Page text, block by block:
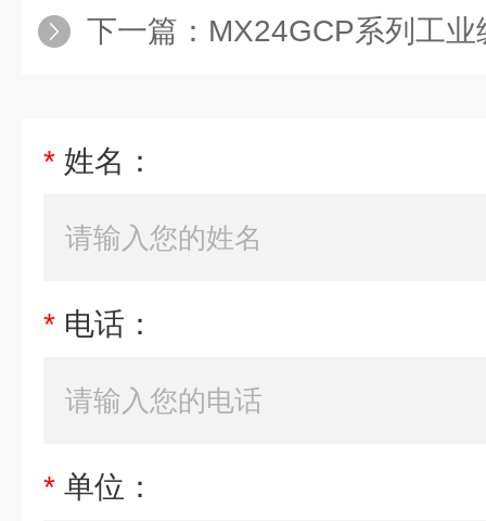
下一篇： MX24GCP系列工
* 姓名：
* 电话：
* 单位：